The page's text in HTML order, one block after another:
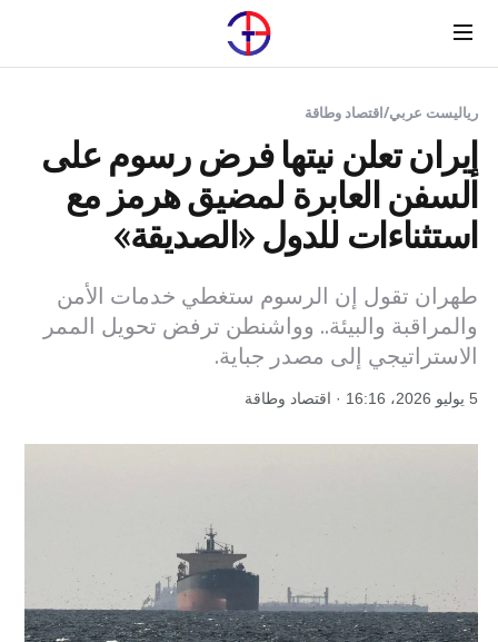
Menu
رياليست عربي/اقتصاد وطاقة
إيران تعلن نيتها فرض رسوم على
السفن العابرة لمضيق هرمز مع
استثناءات للدول «الصديقة»
طهران تقول إن الرسوم ستغطي خدمات الأمن
والمراقبة والبيئة.. وواشنطن ترفض تحويل الممر
الاستراتيجي إلى مصدر جباية.
5 يوليو 2026، 16:16 · اقتصاد وطاقة